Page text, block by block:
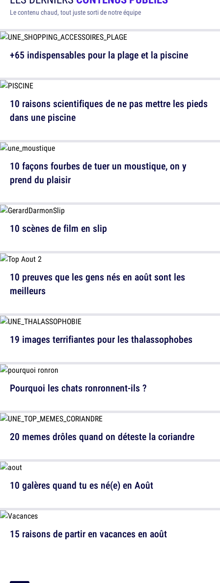
Le contenu chaud, tout juste sorti de notre équipe
+65 indispensables pour la plage et la piscine
10 façons fourbes de tuer un moustique, on y
prend du plaisir
10 preuves que les gens nés en août sont les
meilleurs
Pourquoi les chats ronronnent-ils ?
10 galères quand tu es né(e) en Août
10 raisons scientifiques de ne pas mettre les pieds
dans une piscine
10 scènes de film en slip
19 images terrifiantes pour les thalassophobes
20 memes drôles quand on déteste la coriandre
15 raisons de partir en vacances en août